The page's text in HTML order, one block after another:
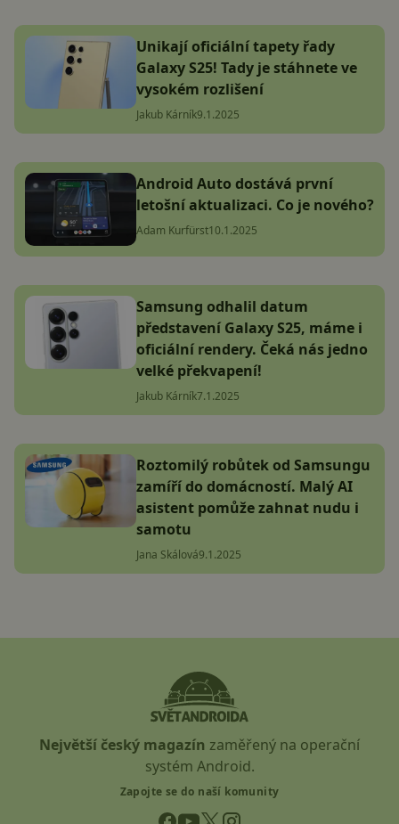
Unikají oficiální tapety řady
Galaxy S25! Tady je stáhnete ve
vysokém rozlišení
Jakub Kárník9.1.2025
Android Auto dostává první
letošní aktualizaci. Co je nového?
Adam Kurfürst10.1.2025
Samsung odhalil datum
představení Galaxy S25, máme i
oficiální rendery. Čeká nás jedno
velké překvapení!
Jakub Kárník7.1.2025
Roztomilý robůtek od Samsungu
zamíří do domácností. Malý AI
asistent pomůže zahnat nudu i
samotu
Jana Skálová9.1.2025
Největší český magazín zaměřený na operační
systém Android.
Zapojte se do naší komunity